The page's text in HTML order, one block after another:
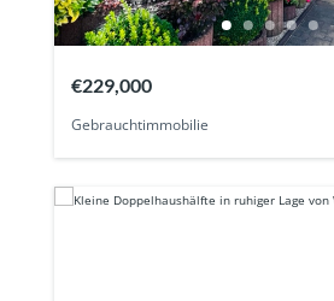
€229,000
Gebrauchtimmobilie